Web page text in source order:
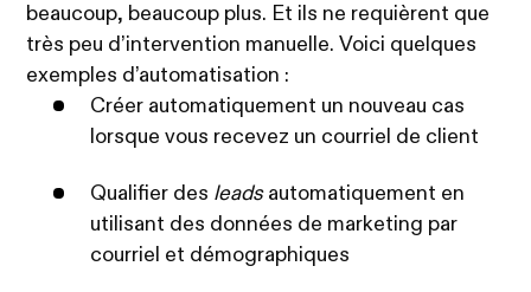
beaucoup, beaucoup plus. Et ils ne requièrent que
très peu d’intervention manuelle. Voici quelques
exemples d’automatisation :
Créer automatiquement un nouveau cas
lorsque vous recevez un courriel de client
Qualifier des leadsautomatiquement en
utilisant des données de marketing par
courriel et démographiques